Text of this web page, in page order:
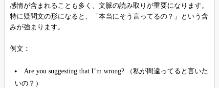
感情が含まれることも多く、文脈の読み取りが重要になります。
特に疑問文の形になると、「本当にそう言ってるの？」という含
みが強まります。
例文：
Are you suggesting that I’m wrong? （私が間違ってると言いた
いの？）